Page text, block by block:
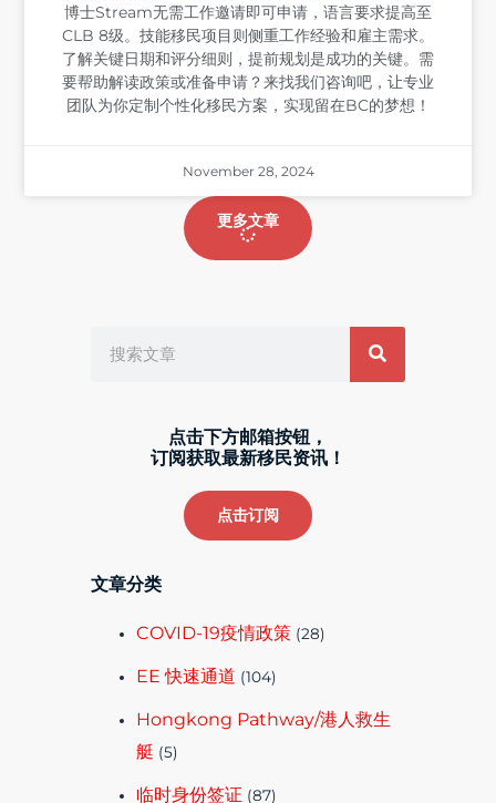
博士Stream无需工作邀请即可申请，语言要求提高至
CLB 8级。技能移民项目则侧重工作经验和雇主需求。
了解关键日期和评分细则，提前规划是成功的关键。需
要帮助解读政策或准备申请？来找我们咨询吧，让专业
团队为你定制个性化移民方案，实现留在BC的梦想！
November 28, 2024
更多文章
点击下方邮箱按钮，
订阅获取最新移民资讯！
点击订阅
文章分类
COVID-19疫情政策 (28)
EE 快速通道 (104)
Hongkong Pathway/港人救生
艇 (5)
临时身份签证 (87)